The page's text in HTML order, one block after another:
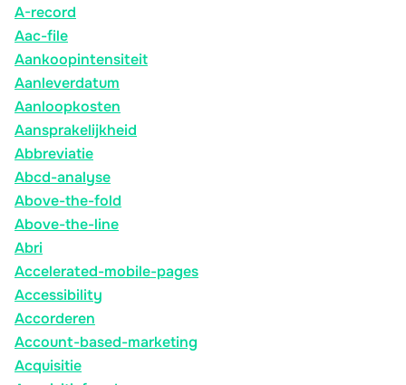
A-record
Aac-file
Aankoopintensiteit
Aanleverdatum
Aanloopkosten
Aansprakelijkheid
Abbreviatie
Abcd-analyse
Above-the-fold
Above-the-line
Abri
Accelerated-mobile-pages
Accessibility
Accorderen
Account-based-marketing
Acquisitie